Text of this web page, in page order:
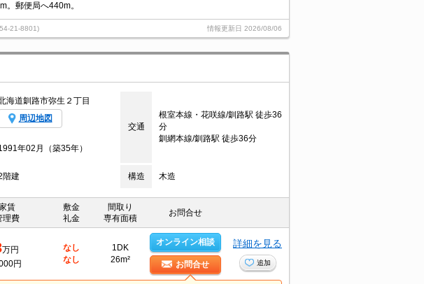
。郵便局へ440m。
21-8801) 情報更新日 2026/08/06
海道釧路市弥生２丁目
周辺地図
交通
根室本線・花咲線/釧路駅 徒歩36
分
釧網本線/釧路駅 徒歩36分
年02月（築35年）
階建 構造 木造
賃
理費
敷金
礼金
間取り
専有面積
お問合せ
万円
円
なし
なし
1DK
26m²
オンライン相談
お問合せ
詳細を見る
追加